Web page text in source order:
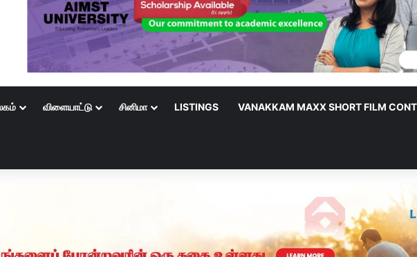
விளையாட்டு சினிமா LISTINGS VANAKKAM MAXX SHORT FILM